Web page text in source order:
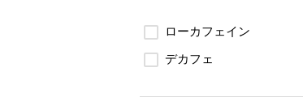
ローカフェイン
デカフェ